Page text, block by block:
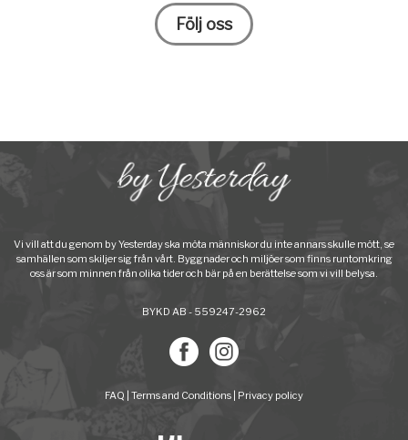
Följ oss
Vi vill att du genom by Yesterday ska möta människor du inte annars skulle mött, se
samhällen som skiljer sig från vårt. Byggnader och miljöer som finns runtomkring
oss är som minnen från olika tider och bär på en berättelse som vi vill belysa.
BYKD AB - 559247-2962
FAQ Terms and Conditions Privacy policy